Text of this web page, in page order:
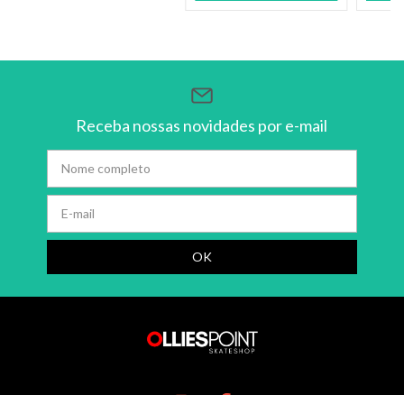
Receba nossas novidades por e-mail